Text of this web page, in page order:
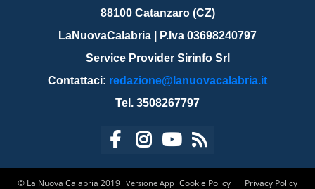
88100 Catanzaro (CZ)
LaNuovaCalabria | P.Iva 03698240797
Service Provider Sirinfo Srl
Contattaci: redazione@lanuovacalabria.it
Tel. 3508267797
© La Nuova Calabria 2019 Cookie Policy Privacy Policy
Versione App